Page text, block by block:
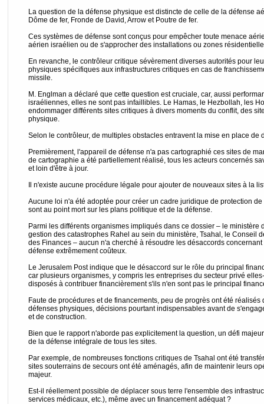
La question de la défense physique est distincte de celle de la défense
Dôme de fer, Fronde de David, Arrow et Poutre de fer.
Ces systèmes de défense sont conçus pour empêcher toute menace
aérien israélien ou de s'approcher des installations ou zones
En revanche, le contrôleur critique sévèrement diverses autorités pour
physiques spécifiques aux infrastructures critiques en cas de
missile.
M. Englman a déclaré que cette question est cruciale, car, aussi
israéliennes, elles ne sont pas infaillibles. Le Hamas, le Hezbollah, les
endommager différents sites critiques à divers moments du conflit, des
physique.
Selon le contrôleur, de multiples obstacles entravent la mise en place de
Premièrement, l'appareil de défense n'a pas cartographié ces sites de
de cartographie a été partiellement réalisé, tous les acteurs concernés
et loin d'être à jour.
Il n'existe aucune procédure légale pour ajouter de nouveaux sites à la
Aucune loi n'a été adoptée pour créer un cadre juridique de protection de
sont au point mort sur les plans politique et de la défense.
Parmi les différents organismes impliqués dans ce dossier – le ministère
gestion des catastrophes Rahel au sein du ministère, Tsahal, le Conseil
des Finances – aucun n'a cherché à résoudre les désaccords
défense extrêmement coûteux.
Le Jerusalem Post indique que le désaccord sur le rôle du principal
car plusieurs organismes, y compris les entreprises du secteur privé
disposés à contribuer financièrement s'ils n'en sont pas le principal
Faute de procédures et de financements, peu de progrès ont été
défenses physiques, décisions pourtant indispensables avant de
et de construction.
Bien que le rapport n'aborde pas explicitement la question, un défi
de la défense intégrale de tous les sites.
Par exemple, de nombreuses fonctions critiques de Tsahal ont été
sites souterrains de secours ont été aménagés, afin de maintenir leurs
majeur.
Est-il réellement possible de déplacer sous terre l'ensemble des
services médicaux, etc.), même avec un financement adéquat ?